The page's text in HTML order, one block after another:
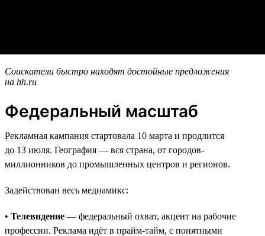
Соискатели быстро находят достойные предложения
на hh.ru
Федеральный масштаб
Рекламная кампания стартовала 10 марта и продлится
до 13 июля. География — вся страна, от городов-
миллионников до промышленных центров и регионов.
Задействован весь медиамикс:
• Телевидение — федеральный охват, акцент на рабочие
профессии. Реклама идёт в прайм-тайм, с понятными